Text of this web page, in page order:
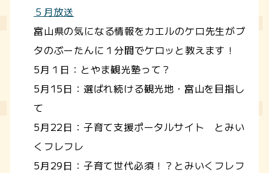
５月放送
富山県の気になる情報をカエルのケロ先生がブ
タのぶーたんに１分間でケロッと教えます！
5月１日：とやま観光塾って？
5月15日：選ばれ続ける観光地・富山を目指し
て
5月22日：子育て支援ポータルサイト とみい
くフレフレ
5月29日：子育て世代必須！？とみいくフレフ